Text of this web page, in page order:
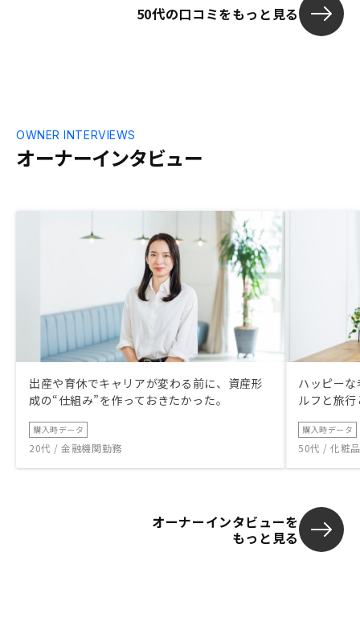
50代の口コミをもっと見る
オーナーインタビュー
OWNER INTERVIEWS
出産や育休でキャリアが変わる前に、資産形
成の“仕組み”を作っておきたかった。
購入時データ
20代 / 金融機関勤務
ハッピー
ルフと旅
購入時データ
50代 / 化粧
オーナーインタビューを
もっと見る